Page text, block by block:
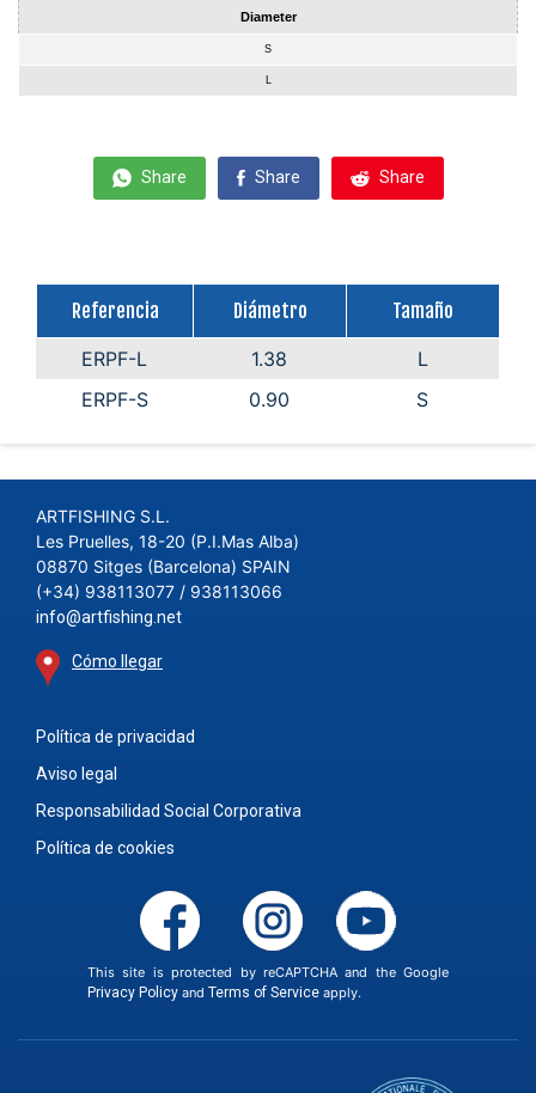
Diameter
S
L
Share Share Share
Referencia Diámetro
Tamaño
ERPF-L
1.38
L
ERPF-S
0.90 S
ARTFISHING S.L.
Les Pruelles, 18-20 (P.I.Mas Alba)
08870 Sitges (Barcelona) SPAIN
(+34) 938113077 / 938113066
info@artfishing.net
Cómo llegar
Política de privacidad
Aviso legal
Responsabilidad Social Corporativa
Política de cookies
This site is protected by reCAPTCHA and the Google
Privacy Policyand Terms of Serviceapply.